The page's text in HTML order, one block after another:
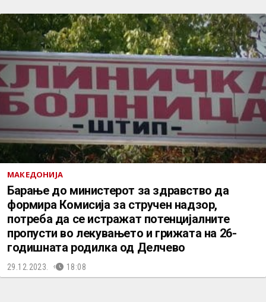
МАКЕДОНИЈА
Барање до министерот за здравство да
формира Комисија за стручен надзор,
потреба да се истражат потенцијалните
пропусти во лекувањето и грижата на 26-
годишната родилка од Делчево
29.12.2023. 18:08